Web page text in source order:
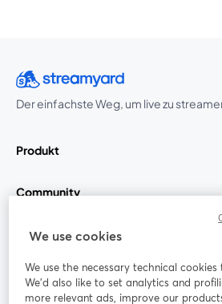
Der einfachste Weg, um live zu
Produkt
Community
StreamYard für
Mitmachen
We use cookies
We use the necessary technical
We'd also like to set analytics and
more relevant ads, improve our